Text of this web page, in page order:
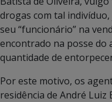
drogas com tal
seu “funcionário” na
encontrado na posse do
quantidade de
Por este motivo, os
residência de André